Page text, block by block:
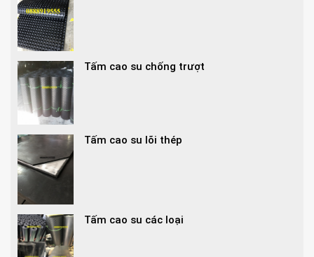
Tấm cao su chống trượt
Tấm cao su lõi thép
Tấm cao su các loại